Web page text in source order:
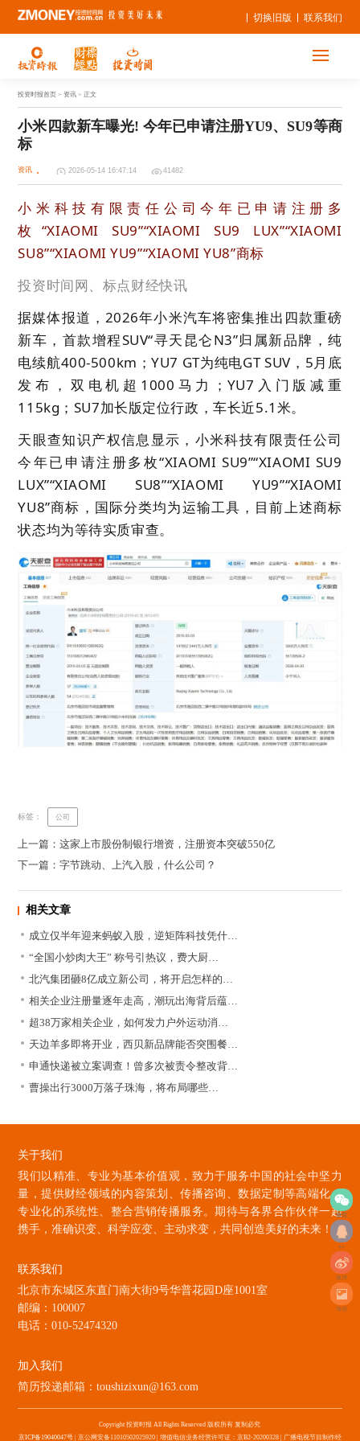
联系我们
切换旧版
投资时报首页 > 资讯 > 正文
小米四款新车曝光! 今年已申请注册YU9、SU9等商
标
资讯 2026-05-14 16:47:14 41482
微信
qq
微博
海报
小米科技有限责任公司今年已申请注册多
枚“XIAOMI SU9”“XIAOMI SU9 LUX”“XIAOMI
SU8”“XIAOMI YU9”“XIAOMI YU8”商标
投资时间网、标点财经快讯
据媒体报道，2026年小米汽车将密集推出四款重磅
新车，首款增程SUV“寻天昆仑N3”归属新品牌，纯
电续航400-500km；YU7 GT为纯电GT SUV，5月底
发布，双电机超1000马力；YU7入门版减重
115kg；SU7加长版定位行政，车长近5.1米。
天眼查知识产权信息显示，小米科技有限责任公司
今年已申请注册多枚“XIAOMI SU9”“XIAOMI SU9
LUX”“XIAOMI SU8”“XIAOMI YU9”“XIAOMI
YU8”商标，国际分类均为运输工具，目前上述商标
状态均为等待实质审查。
标签： 公司
上一篇：这家上市股份制银行增资，注册资本突破550亿
下一篇：字节跳动、上汽入股，什么公司？
相关文章
成立仅半年迎来蚂蚁入股，逆矩阵科技凭什…
“全国小炒肉大王” 称号引热议，费大厨…
北汽集团砸8亿成立新公司，将开启怎样的…
相关企业注册量逐年走高，潮玩出海背后蕴…
超38万家相关企业，如何发力户外运动消…
天边羊多即将开业，西贝新品牌能否突围餐…
申通快递被立案调查！曾多次被责令整改背…
曹操出行3000万落子珠海，将布局哪些…
关于我们
我们以精准、专业为基本价值观，致力于服务中国的社会中坚力
量，提供财经领域的内容策划、传播咨询、数据定制等高端化、
专业化的系统性、整合营销传播服务。期待与各界合作伙伴一起
携手，准确识变、科学应变、主动求变，共同创造美好的未来！
联系我们
北京市东城区东直门南大街9号华普花园D座1001室
邮编：100007
电话：010-52474320
加入我们
简历投递邮箱：toushizixun@163.com
Copyright 投资时报 All Rights Reserved 版权所有 复制必究
京ICP备19040047号| 京公网安备11010502025920 | 增值电信业务经营许可证：京B2-20200328 | 广播电视节目制作经